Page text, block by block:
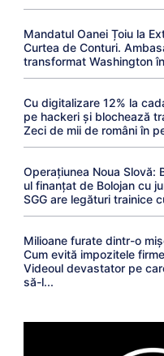
Mandatul Oanei Țoiu la
Curtea de Conturi.
transformat Washington
Cu digitalizare 12% la
pe hackeri și blochează
Zeci de mii de români în
Operațiunea Noua Slovă:
ul finanțat de Bolojan cu
SGG are legături trainice
Milioane furate dintr-o
Cum evită impozitele
Videoul devastator pe
să-l...